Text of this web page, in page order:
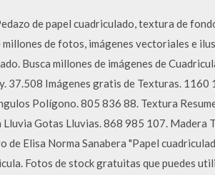
de papel cuadriculado, textura de
de fotos, imágenes vectoriales e
Busca millones de imágenes de
37.508 Imágenes gratis de Texturas.
Polígono. 805 836 88. Textura
Gotas Lluvias. 868 985 107. Madera
Elisa Norma Sanabera "Papel
Fotos de stock gratuitas que puedes